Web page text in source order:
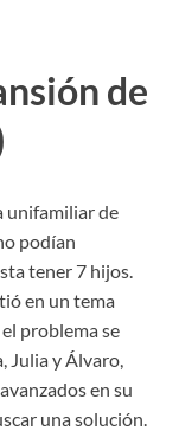
de
unifamiliar de
podían
tener 7 hijos.
en un tema
problema se
Julia y Álvaro,
en su
una solución.